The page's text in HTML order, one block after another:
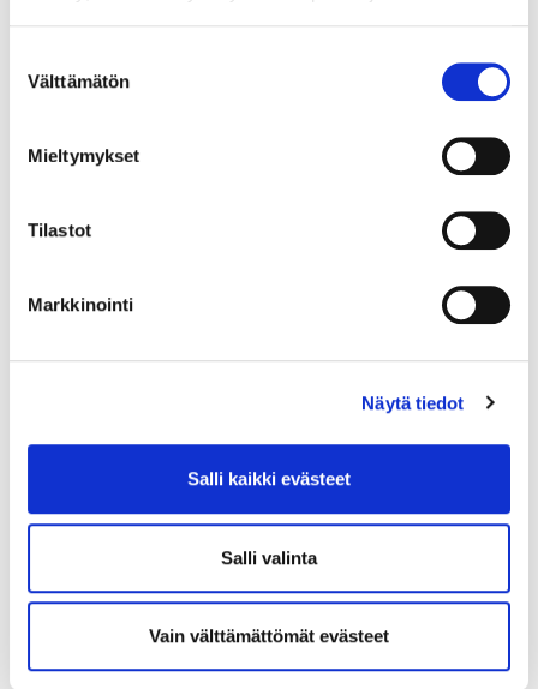
valinta
Välttämätön
Mieltymykset
Tilastot
Markkinointi
Näytä tiedot
Salli kaikki evästeet
Salli valinta
Vain välttämättömät evästeet